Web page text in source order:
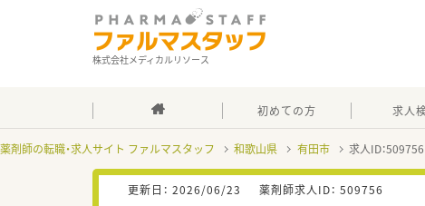
株式会社メディカルリソース
初めての方 求人
薬剤師の転職・求人サイト ファルマスタッフ 和歌山県 有田市 求人ID：
更新日： 2026/06/23 薬剤師求人ID： 509756